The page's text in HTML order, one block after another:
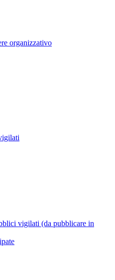
organizzativo
vigilati (da pubblicare in